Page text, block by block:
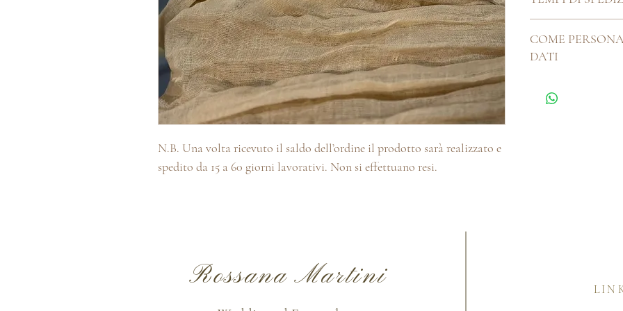
N.B. Una volta ricevuto il saldo dell’ordine il prodotto sarà realizzato e
spedito da 15 a 60 giorni lavorativi. Non si effettuano resi.
artigianalmente, ha
Pertanto i nostri
la chatbox o la
COME
DATI
l'ordine, puoi
Rossana Martini